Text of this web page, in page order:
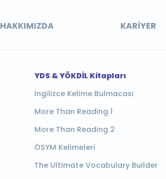
HAKKIMIZDA KARIYER
YDS & YÖKDİL Kitapları
İngilizce Kelime Bulmacası
More Than Reading 1
More Than Reading 2
ÖSYM Kelimeleri
The Ultimate Vocabulary Builder